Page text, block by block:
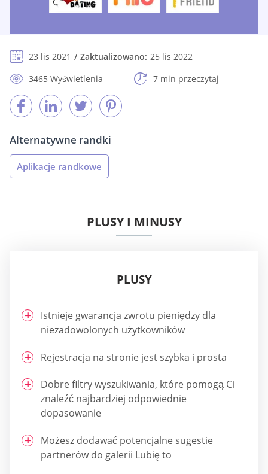
23 lis 2021 Zaktualizowano: 25 lis 2022
3465 Wyświetlenia
7 min przeczytaj
Alternatywne randki
Aplikacje randkowe
PLUSY I MINUSY
PLUSY
Istnieje gwarancja zwrotu pieniędzy dla
niezadowolonych użytkowników
Rejestracja na stronie jest szybka i prosta
Dobre filtry wyszukiwania, które pomogą Ci
znaleźć najbardziej odpowiednie
dopasowanie
Możesz dodawać potencjalne sugestie
partnerów do galerii Lubię to